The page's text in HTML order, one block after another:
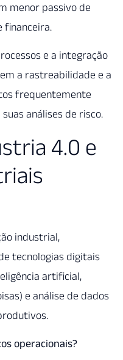
menor passivo de
financeira.
e a integração
a rastreabilidade e a
frequentemente
análises de risco.
4.0 e
industrial,
tecnologias digitais
artificial,
e análise de dados
operacionais?